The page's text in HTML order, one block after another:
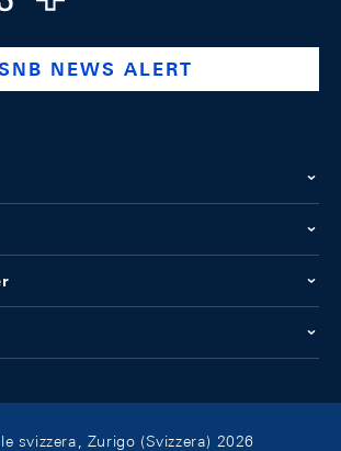
company/swiss-national-
www.youtube.com/@swissnationalbank
NEWS ALERT
svizzera, Zurigo (Svizzera) 2026